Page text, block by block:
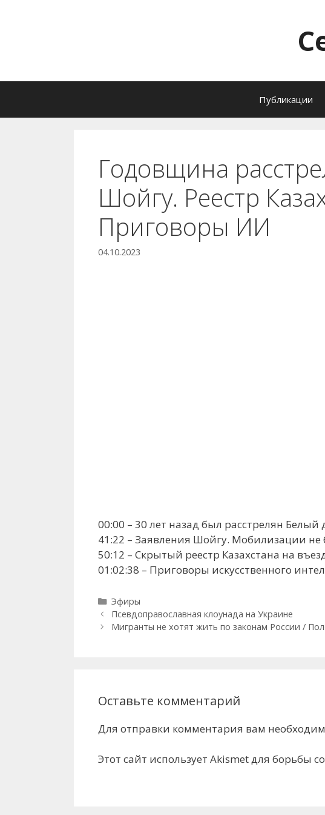
Публикации
Годовщина
Шойгу. Реестр
Приговоры ИИ
04.10.2023
00:00 – 30 лет назад был расстрелян
41:22 – Заявления Шойгу. Мобилизации не
50:12 – Скрытый реестр Казахстана на
01:02:38 – Приговоры искусственного
Рубрики
Эфиры
Псевдоправославная клоунада на Украине
Мигранты не хотят жить по законам России /
Оставьте комментарий
Для отправки комментария вам
Этот сайт использует Akismet для борьбы